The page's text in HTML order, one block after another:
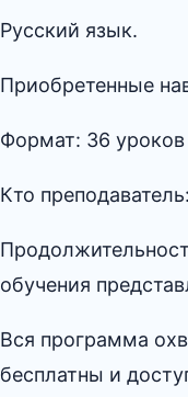
Русский язык.
Приобретенные
Формат: 36
Кто
обучения
Вся программа
бесплатны и